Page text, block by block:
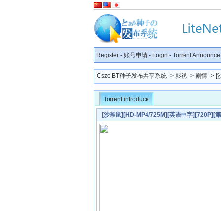
Register - 账号申请 - Login - Torrent Announce
Csze BT种子发布共享系统 -> 影视 -> 剧情 -> [
Torrent introduce
[沙滩鼠][HD-MP4/725M][英语中字][720P][